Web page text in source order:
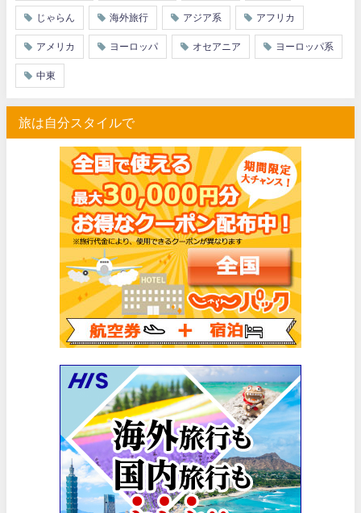
じゃらん 海外旅行 アジア系 アフリカ
アメリカ ヨーロッパ オセアニア ヨーロッパ系
中東
旅は自分スタイルで